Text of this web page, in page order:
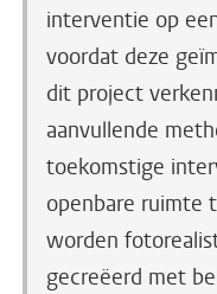
interventie op
voordat deze
dit project
aanvullende
toekomstige
openbare ruimte
worden
gecreëerd met